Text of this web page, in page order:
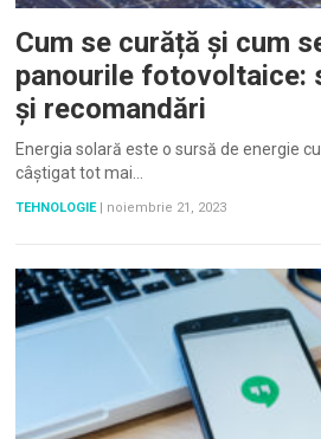
Cum se curăță și cum
panourile fotovoltaice:
și recomandări
Energia solară este o sursă de energie
câștigat tot mai…
TEHNOLOGIE noiembrie 21, 2023